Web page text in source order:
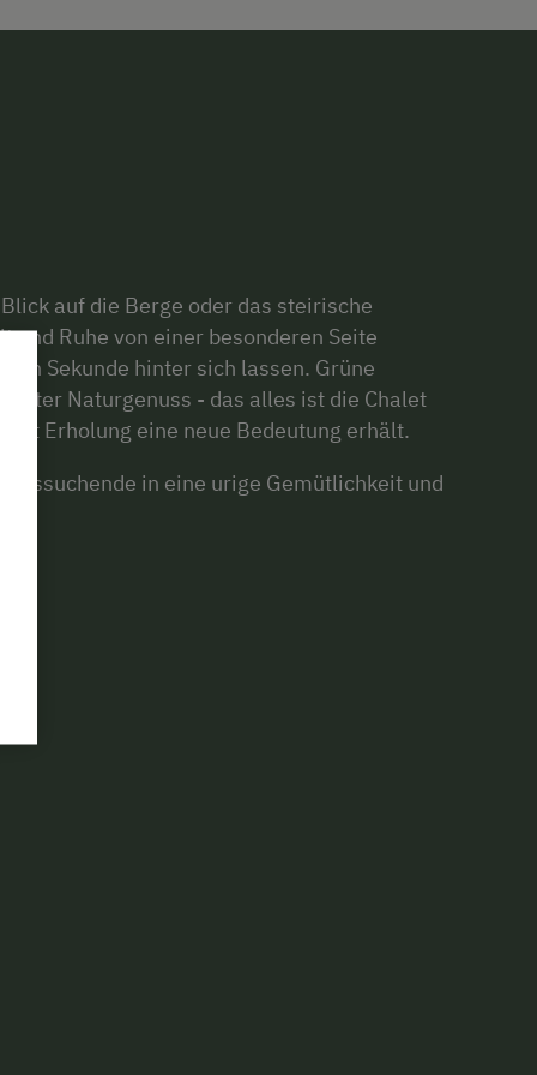
auf die Berge oder das steirische
Ruhe von einer besonderen Seite
Sekunde hinter sich lassen. Grüne
Naturgenuss - das alles ist die Chalet
Erholung eine neue Bedeutung erhält.
in eine urige Gemütlichkeit und